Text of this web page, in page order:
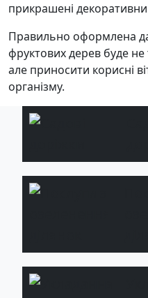
прикрашені
Правильно оформлена
фруктових дерев буде
але приносити корисні
організму.